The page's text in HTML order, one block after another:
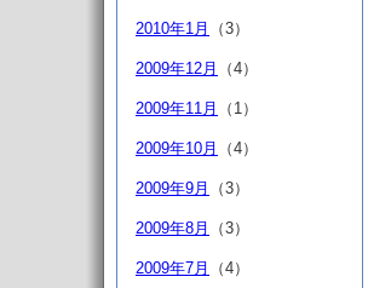
2010年1月 （3）
2009年12月 （4）
2009年11月 （1）
2009年10月 （4）
2009年9月 （3）
2009年8月 （3）
2009年7月 （4）